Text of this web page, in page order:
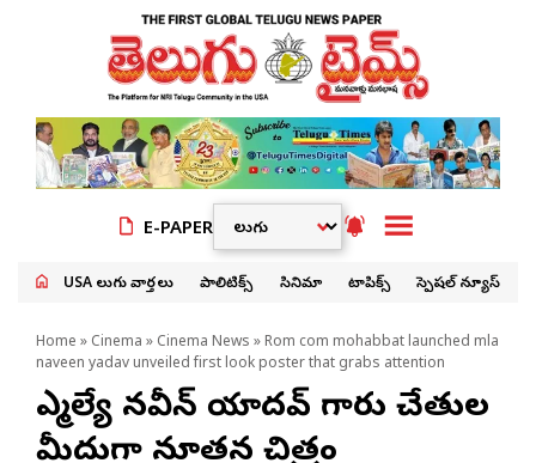
E-PAPER
USA తెలుగు వార్తలు పాలిటిక్స్ సినిమా టాపిక్స్ స్పెషల్ న్యూస్
Home » Cinema » Cinema News » Rom com mohabbat launched mla
naveen yadav unveiled first look poster that grabs attention
ఎమ్మెల్యే నవీన్ యాదవ్ గారు చేతుల
మీదుగా నూతన చిత్రం